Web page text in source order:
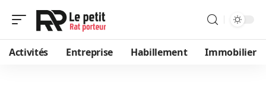
Activités Entreprise Habillement Immobilier